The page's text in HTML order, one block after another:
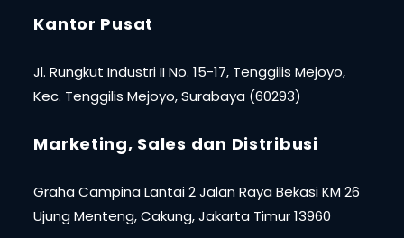
Kantor Pusat
Jl. Rungkut Industri II No. 15-17, Tenggilis Mejoyo,
Kec. Tenggilis Mejoyo, Surabaya (60293)
Marketing, Sales dan Distribusi
Graha Campina Lantai 2 Jalan Raya Bekasi KM 26
Ujung Menteng, Cakung, Jakarta Timur 13960